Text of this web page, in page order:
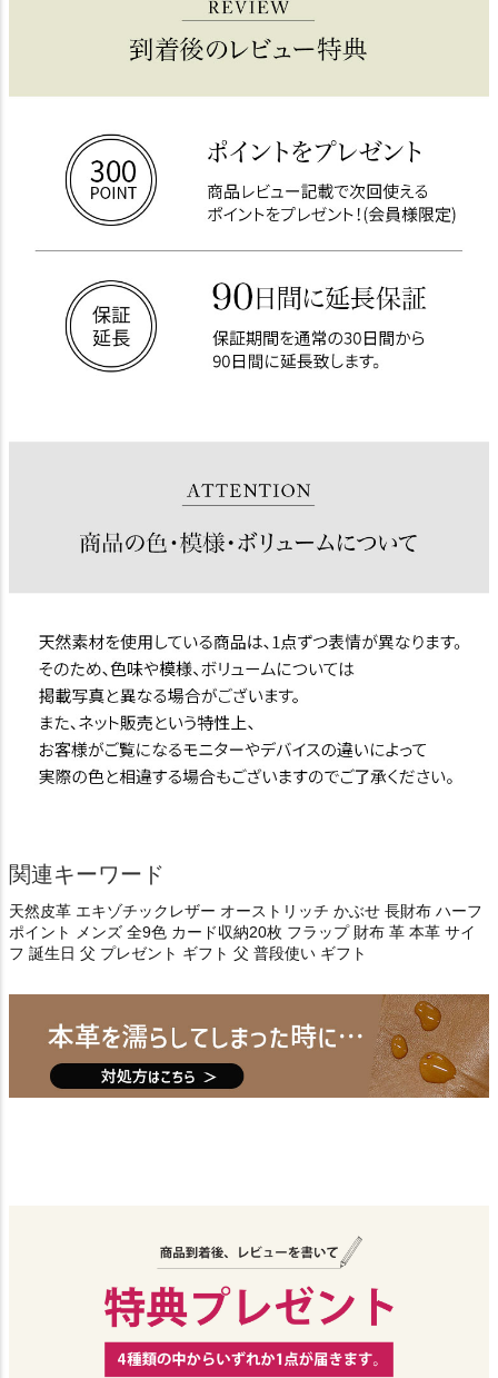
関連キーワード
天然皮革 エキゾチックレザー オーストリッチ かぶせ 長財布 ハーフ
ポイント メンズ 全9色 カード収納20枚 フラップ 財布 革 本革 サイ
フ 誕生日 父 プレゼント ギフト 父 普段使い ギフト